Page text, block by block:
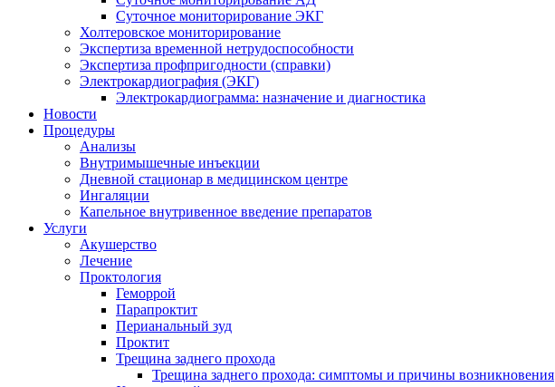
Суточное мониторирование ЭКГ
Холтеровское мониторирование
Экспертиза временной нетрудоспособности
Экспертиза профпригодности (справки)
Электрокардиография (ЭКГ)
Электрокардиограмма: назначение и диагностика
Новости
Процедуры
Анализы
Внутримышечные инъекции
Дневной стационар в медицинском центре
Ингаляции
Капельное внутривенное введение препаратов
Услуги
Акушерство
Лечение
Проктология
Геморрой
Парапроктит
Перианальный зуд
Проктит
Трещина заднего прохода
Трещина заднего прохода: симптомы и причины возникновения